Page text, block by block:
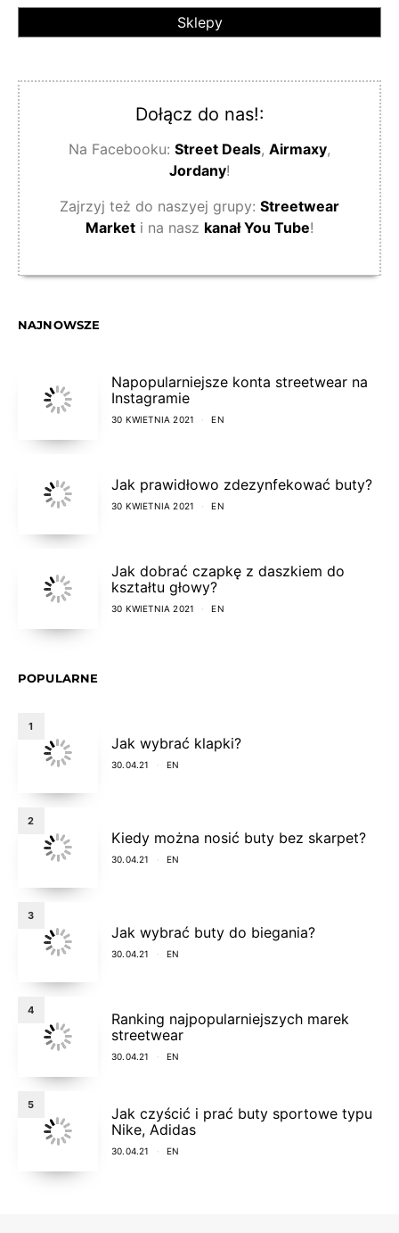
Sklepy
Dołącz do nas!:
Na Facebooku: Street Deals, Airmaxy,
Jordany!
Zajrzyj też do naszyej grupy: Streetwear
Market i na nasz kanał You Tube!
NAJNOWSZE
Napopularniejsze konta streetwear na
Instagramie
30 KWIETNIA 2021 EN
Jak prawidłowo zdezynfekować buty?
30 KWIETNIA 2021 EN
Jak dobrać czapkę z daszkiem do
kształtu głowy?
30 KWIETNIA 2021 EN
POPULARNE
1
Jak wybrać klapki?
30.04.21 EN
2
Kiedy można nosić buty bez skarpet?
30.04.21 EN
3
Jak wybrać buty do biegania?
30.04.21 EN
4
Ranking najpopularniejszych marek
streetwear
30.04.21 EN
5
Jak czyścić i prać buty sportowe typu
Nike, Adidas
30.04.21 EN